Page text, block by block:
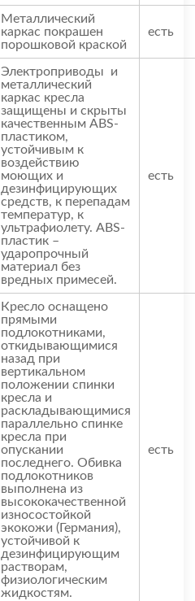
Металлический
каркас покрашен
порошковой краской
есть
Электроприводы и
металлический
каркас кресла
защищены и скрыты
качественным ABS-
пластиком,
устойчивым к
воздействию
моющих и
дезинфицирующих
средств, к перепадам
температур, к
ультрафиолету. ABS-
пластик –
ударопрочный
материал без
вредных примесей.
есть
Кресло оснащено
прямыми
подлокотниками,
откидывающимися
назад при
вертикальном
положении спинки
кресла и
раскладывающимися
параллельно спинке
кресла при
опускании
последнего. Обивка
подлокотников
выполнена из
высококачественной
износостойкой
экокожи (Германия),
устойчивой к
дезинфицирующим
растворам,
физиологическим
жидкостям.
есть